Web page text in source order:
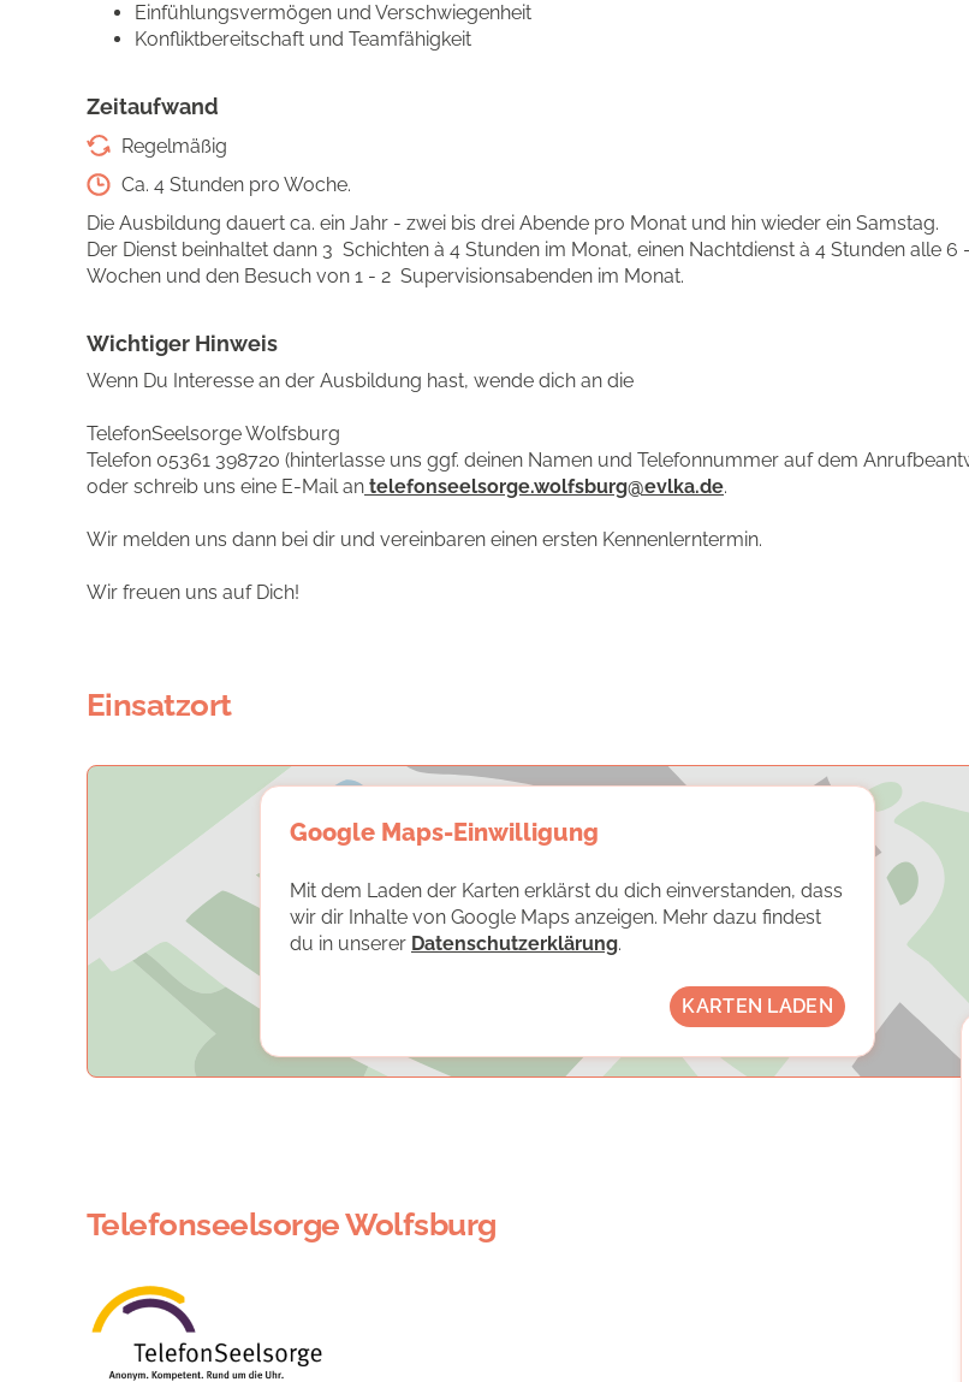
Einfühlungsvermögen und Verschwiegenheit
Konfliktbereitschaft und Teamfähigkeit
Zeitaufwand
Regelmäßig
Ca. 4 Stunden pro Woche.
Die Ausbildung dauert ca. ein Jahr - zwei bis drei Abende pro Monat und hin wieder ein Samstag.
Der Dienst beinhaltet dann 3 Schichten à 4 Stunden im Monat, einen Nachtdienst à 4 Stunden alle 6
Wochen und den Besuch von 1 - 2 Supervisionsabenden im Monat.
Wichtiger Hinweis
Wenn Du Interesse an der Ausbildung hast, wende dich an die
TelefonSeelsorge Wolfsburg
Telefon 05361 398720 (hinterlasse uns ggf. deinen Namen und Telefonnummer auf dem
oder schreib uns eine E-Mail an telefonseelsorge.wolfsburg@evlka.de.
Wir melden uns dann bei dir und vereinbaren einen ersten Kennenlerntermin.
Wir freuen uns auf Dich!
Einsatzort
Google Maps-Einwilligung
Mit dem Laden der Karten erklärst du dich einverstanden, dass
wir dir Inhalte von Google Maps anzeigen. Mehr dazu findest
du in unserer Datenschutzerklärung.
KARTEN LADEN
Telefonseelsorge Wolfsburg